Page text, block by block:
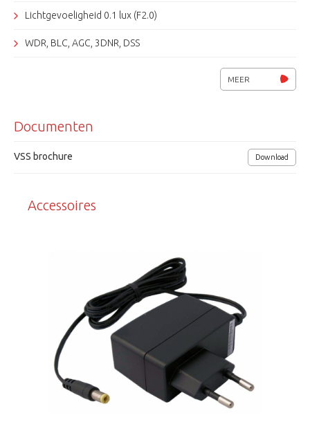
Lichtgevoeligheid 0.1 lux (F2.0)
WDR, BLC, AGC, 3DNR, DSS
SDI en CVBS videouitgang
Afmetingen (bxhxl) 38x38x33mm
MEER
Documenten
VSS brochure Download
Accessoires